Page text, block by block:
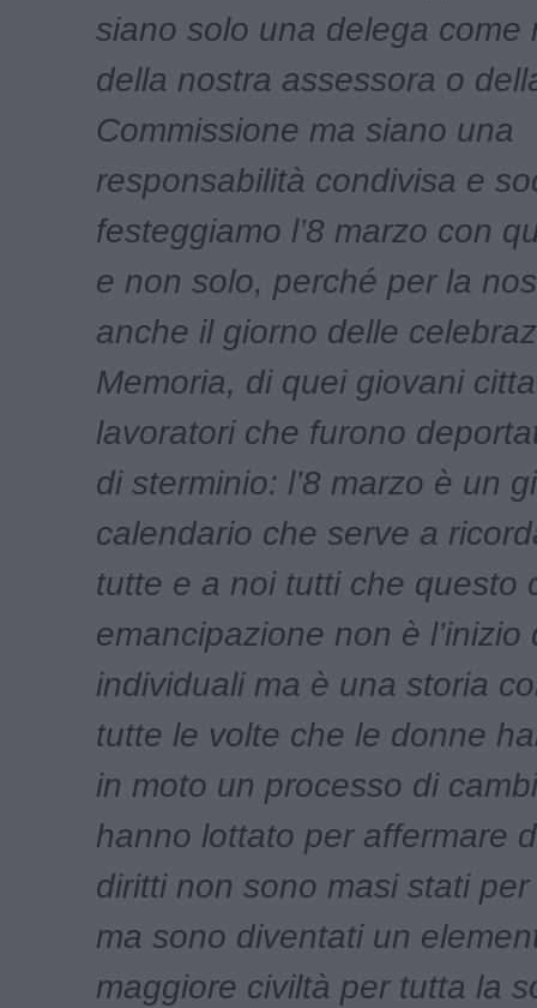
siano solo una delega come
della nostra assessora o
Commissione ma siano una
responsabilità condivisa e
festeggiamo l’8 marzo con
e non solo, perché per la
anche il giorno delle
Memoria, di quei giovani
lavoratori che furono
di sterminio: l’8 marzo è un
calendario che serve a
tutte e a noi tutti che questo
emancipazione non è l’inizio
individuali ma è una storia
tutte le volte che le donne
in moto un processo di
hanno lottato per affermare
diritti non sono masi stati
ma sono diventati un
maggiore civiltà per tutta la